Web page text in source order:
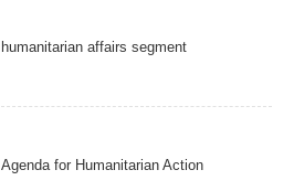
humanitarian affairs segment
Agenda for Humanitarian Action